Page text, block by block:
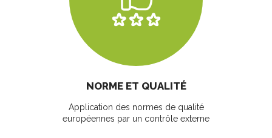
NORME ET QUALITÉ
Application des normes de qualité
européennes par un contrôle externe